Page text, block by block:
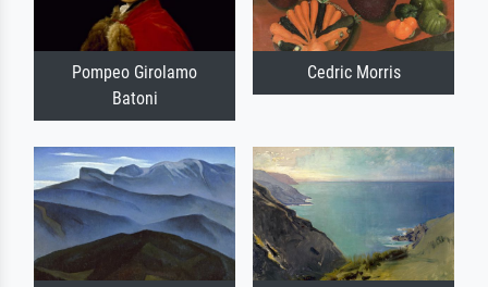
Pompeo Girolamo
Batoni
Cedric Morris